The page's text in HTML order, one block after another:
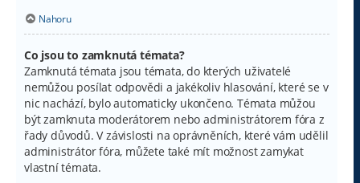
Nahoru
Co jsou to zamknutá témata?
Zamknutá témata jsou témata, do kterých uživatelé
nemůžou posílat odpovědi a jakékoliv hlasování, které se v
nic nachází, bylo automaticky ukončeno. Témata můžou
být zamknuta moderátorem nebo administrátorem fóra z
řady důvodů. V závislosti na oprávněních, které vám udělil
administrátor fóra, můžete také mít možnost zamykat
vlastní témata.